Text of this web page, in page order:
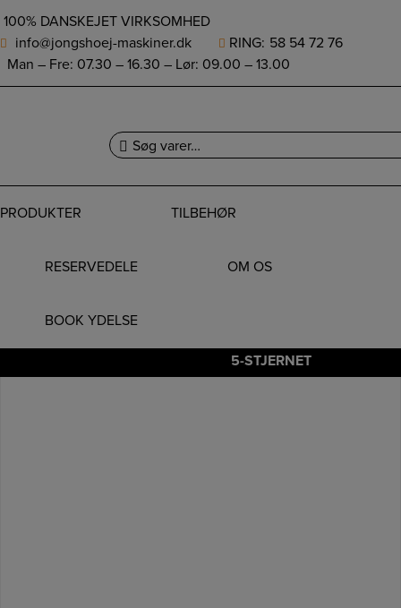
indholdet
100% DANSKEJET VIRKSOMHED
info@jongshoej-maskiner.dk
RING: 58 54 72 76
Man – Fre: 07.30 – 16.30 – Lør: 09.00 – 13.00
Søg
PRODUKTER TILBEHØR
RESERVEDELE OM OS
BOOK YDELSE
HURTIG LEVERING
5-STJERNET
ANMELDELSER